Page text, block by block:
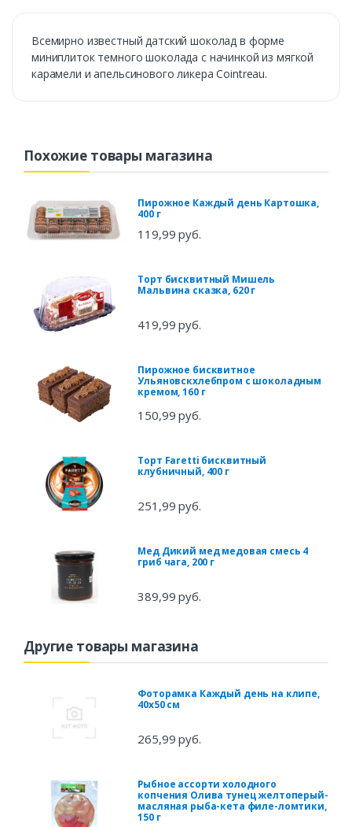
Всемирно известный датский шоколад в форме
миниплиток темного шоколада с начинкой из мягкой
карамели и апельсинового ликера Cointreau.
Похожие товары магазина
Пирожное Каждый день Картошка,
400 г
119,99 руб.
Торт бисквитный Мишель
Мальвина сказка, 620 г
419,99 руб.
Пирожное бисквитное
Ульяновскхлебпром с шоколадным
кремом, 160 г
150,99 руб.
Торт Faretti бисквитный
клубничный, 400 г
251,99 руб.
Мед Дикий мед медовая смесь 4
гриб чага, 200 г
389,99 руб.
Другие товары магазина
Фоторамка Каждый день на клипе,
40х50 см
265,99 руб.
Рыбное ассорти холодного
копчения Олива тунец желтоперый-
масляная рыба-кета филе-ломтики,
150 г